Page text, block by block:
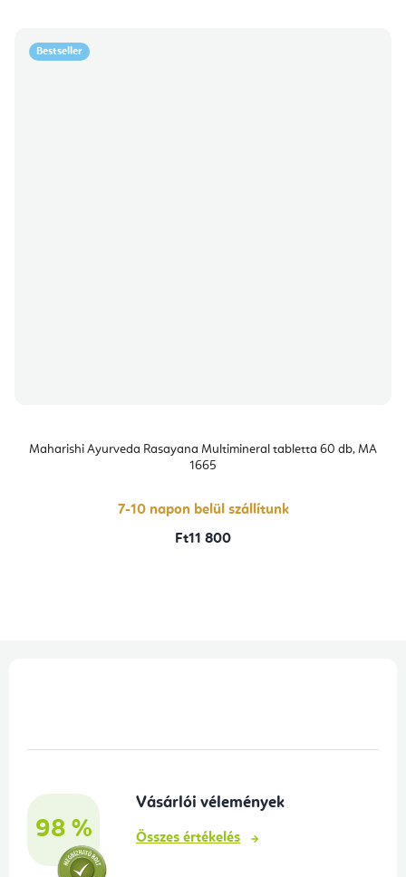
Bestseller
Maharishi Ayurveda Rasayana Multimineral tabletta 60 db, MA
1665
7-10 napon belül szállítunk
Ft11 800
98 %
Vásárlói vélemények
Összes értékelés